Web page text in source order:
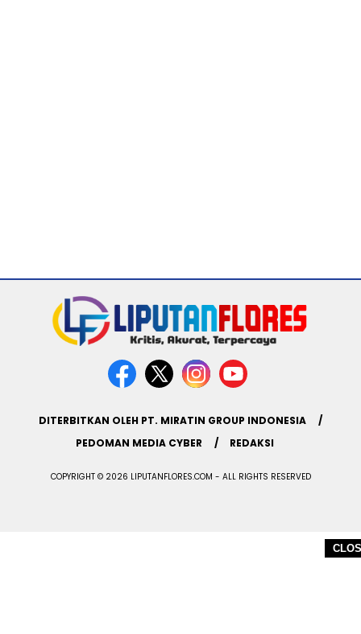
DITERBITKAN OLEH PT. MIRATIN GROUP INDONESIA
PEDOMAN MEDIA CYBER
REDAKSI
COPYRIGHT © 2026 LIPUTANFLORES.COM - ALL RIGHTS RESERVED